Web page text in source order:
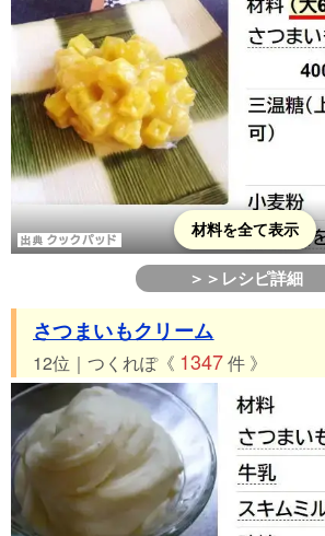
材料を全て表示
＞＞レシピ詳細
さつまいもクリーム
12位｜つくれぽ《 1347件 》